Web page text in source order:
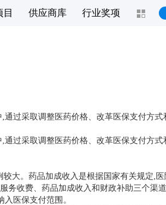
目 供应商库 行业奖项
采取调整医药价格、改革医保支付方式
采取调整医药价格、改革医保支付方式
。药品加成收入是根据国家有关规定,医
收费、药品加成收入和财政补助三个渠
医保支付范围。